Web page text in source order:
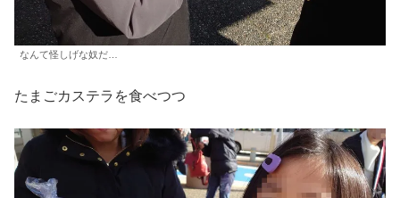
なんて怪しげな奴だ…
たまごカステラを食べつつ